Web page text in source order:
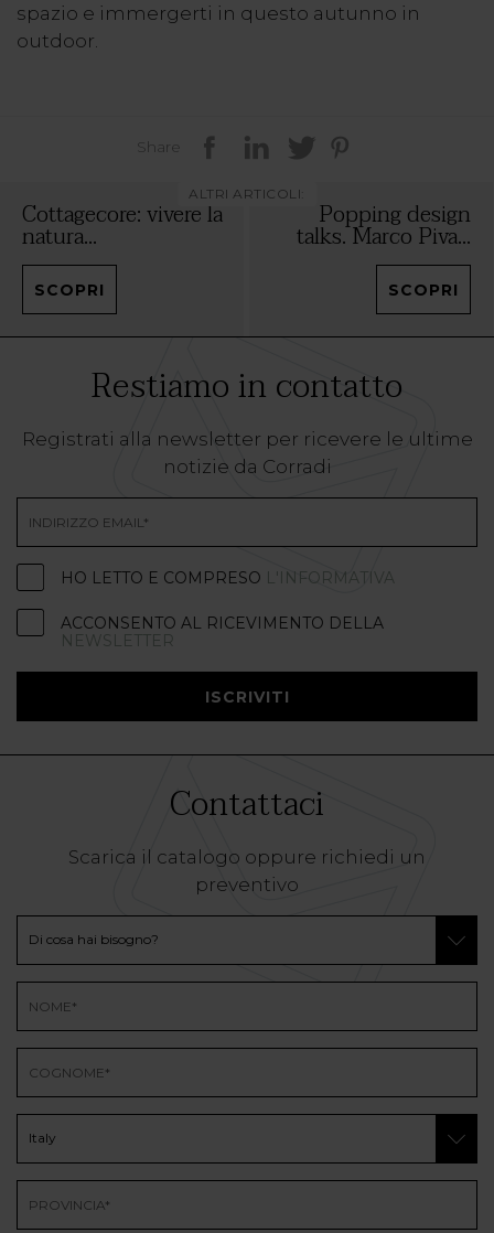
spazio e immergerti in questo autunno in
outdoor.
Share
ALTRI ARTICOLI:
Cottagecore: vivere la
natura...
SCOPRI
Popping design
talks. Marco Piva...
SCOPRI
Restiamo in contatto
Registrati alla newsletter per ricevere le ultime
notizie da Corradi
HO LETTO E COMPRESO L'INFORMATIVA
ACCONSENTO AL RICEVIMENTO DELLA
NEWSLETTER
ISCRIVITI
Contattaci
Scarica il catalogo oppure richiedi un
preventivo